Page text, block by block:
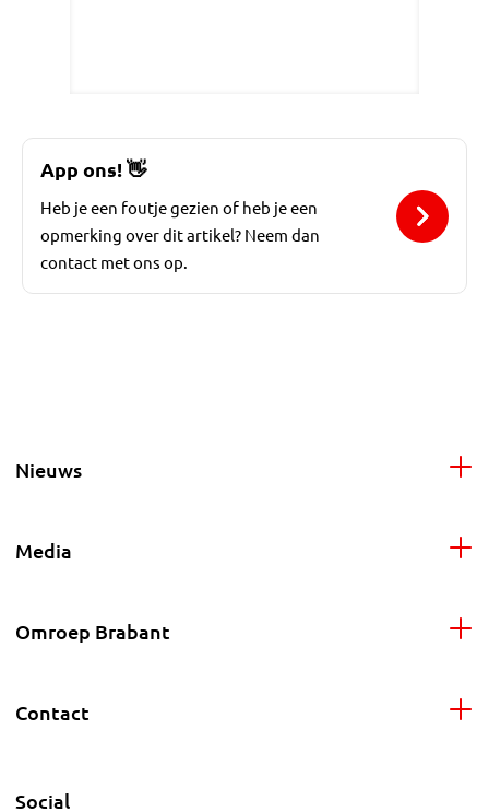
App ons!👋
Heb je een foutje gezien of heb je een
opmerking over dit artikel? Neem dan
contact met ons op.
Nieuws
Media
Omroep Brabant
Contact
Social